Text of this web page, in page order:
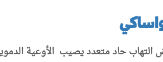
حاد متعدد يصيب الأوعية الدموية